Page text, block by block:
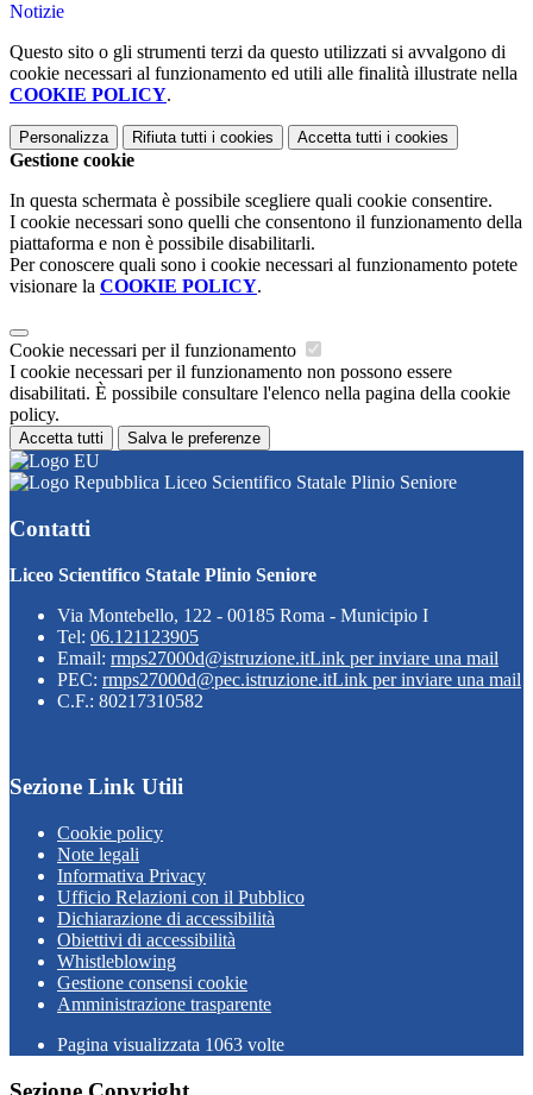
Notizie
Questo sito o gli strumenti terzi da questo utilizzati si avvalgono di
cookie necessari al funzionamento ed utili alle finalità illustrate nella
COOKIE POLICY.
Personalizza Rifiuta tutti i cookies Accetta tutti i cookies
Gestione cookie
In questa schermata è possibile scegliere quali cookie consentire.
I cookie necessari sono quelli che consentono il funzionamento della
piattaforma e non è possibile disabilitarli.
Per conoscere quali sono i cookie necessari al funzionamento potete
visionare la COOKIE POLICY.
Cookie necessari per il funzionamento
I cookie necessari per il funzionamento non possono essere
disabilitati. È possibile consultare l'elenco nella pagina della cookie
policy.
Accetta tutti Salva le preferenze
Liceo Scientifico Statale Plinio Seniore
Contatti
Liceo Scientifico Statale Plinio Seniore
Via Montebello, 122 - 00185 Roma - Municipio I
Tel: 06.121123905
Email: rmps27000d@istruzione.itLink per inviare una mail
PEC: rmps27000d@pec.istruzione.itLink per inviare una mail
C.F.: 80217310582
Sezione Link Utili
Cookie policy
Note legali
Informativa Privacy
Ufficio Relazioni con il Pubblico
Dichiarazione di accessibilità
Obiettivi di accessibilità
Whistleblowing
Gestione consensi cookie
Amministrazione trasparente
Pagina visualizzata 1063 volte